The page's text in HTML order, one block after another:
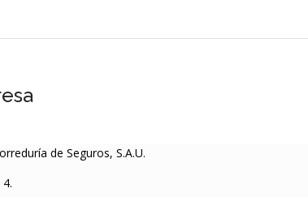
de Seguros, S.A.U.